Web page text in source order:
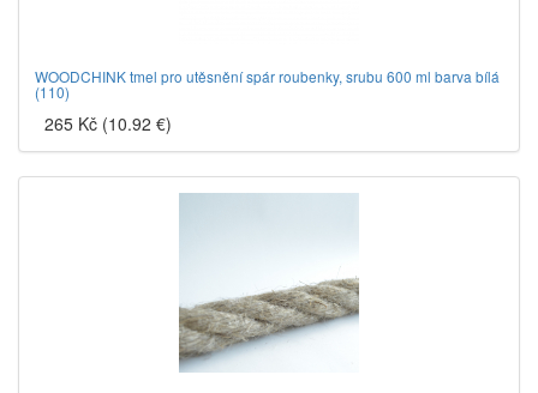
WOODCHINK tmel pro utěsnění spár roubenky, srubu 600 ml barva bílá
(110)
265 Kč (10.92 €)